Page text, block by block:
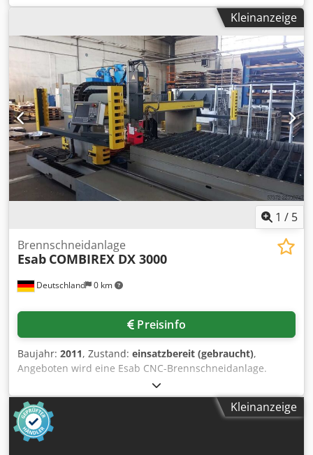
Leistung WIG 160 Amp. = 35% ED 110 Amp. = 60% ED 80
Amp. = 100% ED Leistung Elektrode 140 Amp. = 35% ED 110
Amp. = 60% ED 80 Amp. = 100% ED Netzanschluß 230 Volt,
50 Hz, Schuko Stecker - stufenlose Leistungseinstellung
Cjdpfx Ajv Uragsfdoha - 2 Takt und 4 Takt Betrieb -
Betriebsart Stabelektrode - 12 Meter WIG Schlauchpaket
mit Handbrenner - nur Gleichstrom = DC - HF Zündung -
Schutzgas-Druckminderer - fahrbarer Transportwagen mit
Flaschenhalterung Platzbedarf L x B x H 800 x 690 x 1120
mm Gewicht 60 kg guter Zustand
Kleinanzeige
1 / 5
Deutschland 0 km
Brennschneidanlage
Esab COMBIREX DX 3000
Preisinfo
Baujahr: 2011, Zustand: einsatzbereit (gebraucht),
Angeboten wird eine Esab CNC-Brennschneidanlage.
Spurweite: 3000mm, max. Schneidbreite: ca. 2500mm,
max. Positioniergeschwindigkeit: ca. 25m/min,
Schneidverfahren: Plasma, Steuerung: Esab CNC-
Steuerung. Maschinenmaße X/Y/Z: ca.
4425mm/1676mm/1930mm. Besichtigung nach Absprache
Kleinanzeige